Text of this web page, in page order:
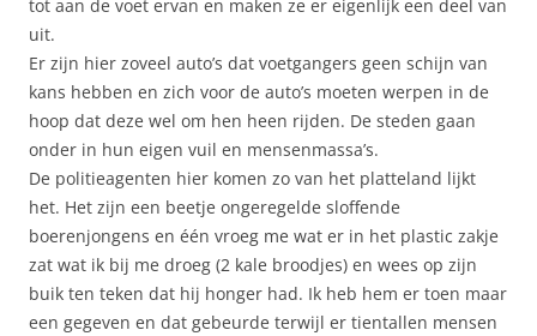
tot aan de voet ervan en maken ze er eigenlijk een deel van
uit.
Er zijn hier zoveel auto’s dat voetgangers geen schijn van
kans hebben en zich voor de auto’s moeten werpen in de
hoop dat deze wel om hen heen rijden. De steden gaan
onder in hun eigen vuil en mensenmassa’s.
De politieagenten hier komen zo van het platteland lijkt
het. Het zijn een beetje ongeregelde sloffende
boerenjongens en één vroeg me wat er in het plastic zakje
zat wat ik bij me droeg (2 kale broodjes) en wees op zijn
buik ten teken dat hij honger had. Ik heb hem er toen maar
een gegeven en dat gebeurde terwijl er tientallen mensen